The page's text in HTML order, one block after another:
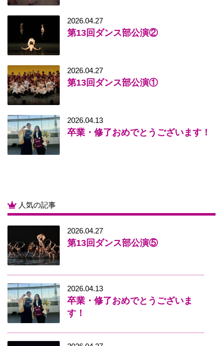
2026.04.27
第13回ダンス部公演②
2026.04.27
第13回ダンス部公演①
2026.04.13
卒業・修了おめでとうございます！
人気の記事
2026.04.27
第13回ダンス部公演⑤
2026.04.13
卒業・修了おめでとうございま
す！